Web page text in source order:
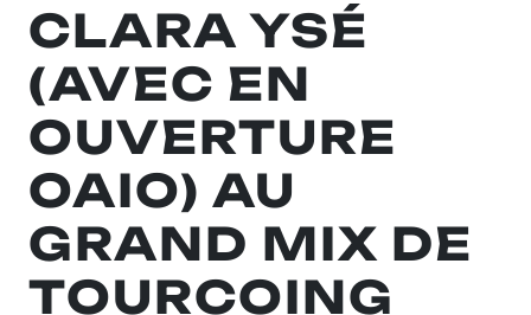
CLARA YSÉ
(AVEC EN
OUVERTURE
OAIO) AU
GRAND MIX DE
TOURCOING